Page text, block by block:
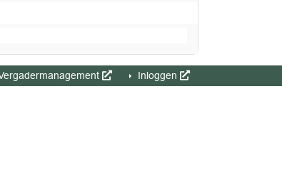
Inloggen